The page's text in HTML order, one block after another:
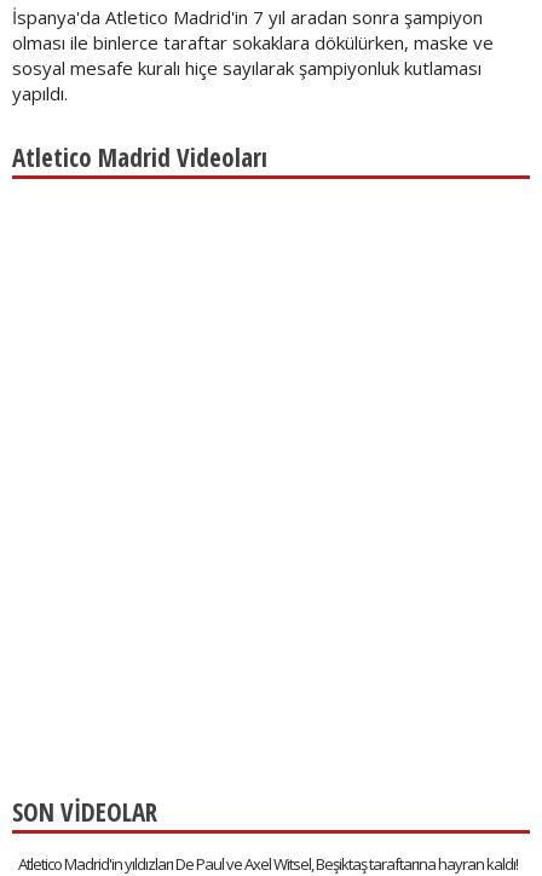
İspanya'da Atletico Madrid'in 7 yıl aradan sonra şampiyon
olması ile binlerce taraftar sokaklara dökülürken, maske ve
sosyal mesafe kuralı hiçe sayılarak şampiyonluk kutlaması
yapıldı.
Atletico Madrid Videoları
SON VİDEOLAR
Atletico Madrid'in yıldızları De Paul ve Axel Witsel, Beşiktaş taraftarına hayran kaldı!